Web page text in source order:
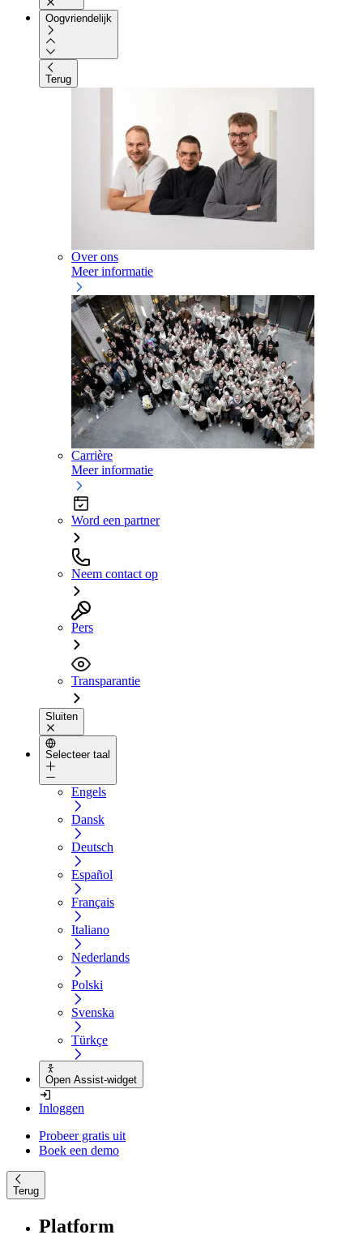
Oogvriendelijk
Terug
Over ons
Meer informatie
Carrière
Meer informatie
Word een partner
Neem contact op
Pers
Transparantie
Sluiten
Selecteer taal
Engels
Dansk
Deutsch
Español
Français
Italiano
Nederlands
Polski
Svenska
Türkçe
Open Assist-widget
Inloggen
Probeer gratis uit
Boek een demo
Terug
Platform